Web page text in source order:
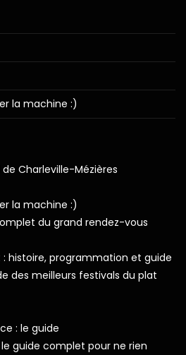
la machine :)
Charleville-Mézières
la machine :)
du grand rendez-vous
: histoire, programmation et guide
des meilleurs festivals du plat
: le guide
guide complet pour ne rien